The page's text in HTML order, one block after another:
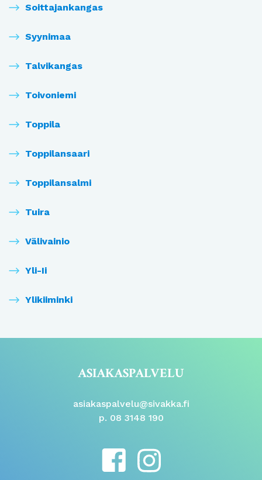
Soittajankangas
Syynimaa
Talvikangas
Toivoniemi
Toppila
Toppilansaari
Toppilansalmi
Tuira
Välivainio
Yli-Ii
Ylikiiminki
ASIAKASPALVELU
asiakaspalvelu@sivakka.fi
p. 08 3148 190